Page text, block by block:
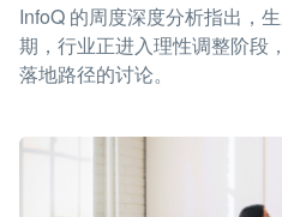
InfoQ 的周度深度分析指出，
期，行业正进入理性调整阶段
落地路径的讨论。